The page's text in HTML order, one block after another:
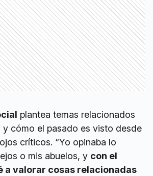
plantea temas relacionados
cómo el pasado es visto desde
críticos. “Yo opinaba lo
o mis abuelos, y con el
a valorar cosas relacionadas